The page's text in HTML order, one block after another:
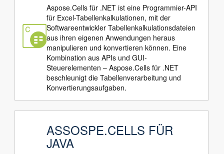
Aspose.Cells für .NET ist eine Programmier-API
für Excel-Tabellenkalkulationen, mit der
Softwareentwickler Tabellenkalkulationsdateien
aus ihren eigenen Anwendungen heraus
manipulieren und konvertieren können. Eine
Kombination aus APIs und GUI-
Steuerelementen – Aspose.Cells für .NET
beschleunigt die Tabellenverarbeitung und
Konvertierungsaufgaben.
ASSOSPE.CELLS FÜR
JAVA